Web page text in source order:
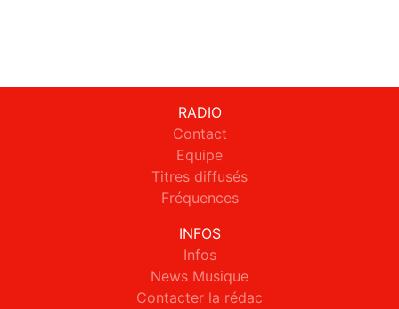
RADIO
Contact
Equipe
Titres diffusés
Fréquences
INFOS
Infos
News Musique
Contacter la rédac